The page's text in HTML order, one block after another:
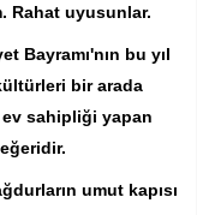
Rahat uyusunlar.
Bayramı'nın bu yıl
bir arada
sahipliği yapan
umut kapısı